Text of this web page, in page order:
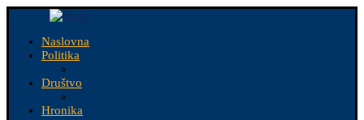
Naslovna
Politika
Društvo
Hronika